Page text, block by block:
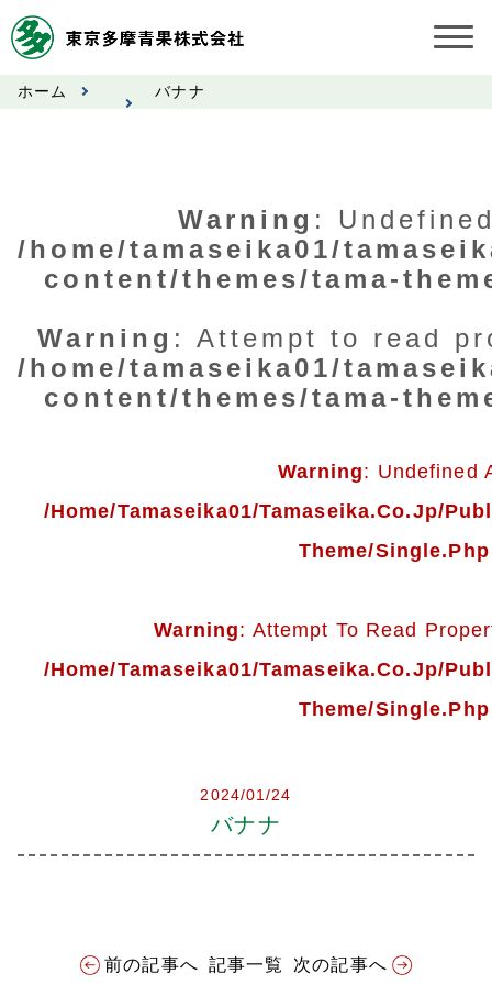
お知らせ
市況情報
公表事項
奨励金受託手数料
会社案内
ホーム バナナ
Warning :
/home/tamaseika01/
content/themes/tama-
Warning : Attempt to read
/home/tamaseika01/
content/themes/tama-
Warning: Undefined
/home/tamaseika01/tamaseika.co.jp/
Theme/single.php
Warning: Attempt To Read
/home/tamaseika01/tamaseika.co.jp/
Theme/single.php
2024/01/24
バナナ
前の記事へ 記事一覧 次の記事へ